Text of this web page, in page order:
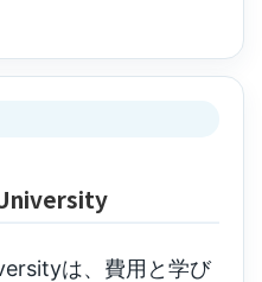
は、費用と学び